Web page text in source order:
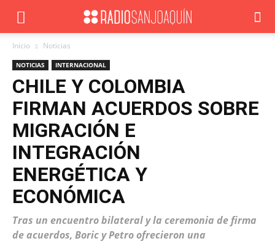
Inicio Noticias
NOTICIAS INTERNACIONAL
CHILE Y COLOMBIA
FIRMAN ACUERDOS SOBRE
MIGRACIÓN E
INTEGRACIÓN
ENERGÉTICA Y
ECONÓMICA
Tras un encuentro bilateral y la ceremonia de firma
de acuerdos, Boric y Petro ofrecieron una